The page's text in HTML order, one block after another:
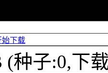
始下载
(种子:0,下